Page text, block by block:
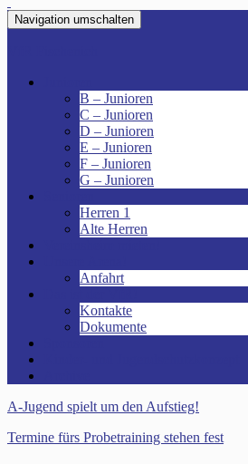
Navigation umschalten
B – Junioren
C – Junioren
D – Junioren
E – Junioren
F – Junioren
G – Junioren
Herren 1
Alte Herren
Anfahrt
Kontakte
Dokumente
A-Jugend spielt um den Aufstieg!
Termine fürs Probetraining stehen fest